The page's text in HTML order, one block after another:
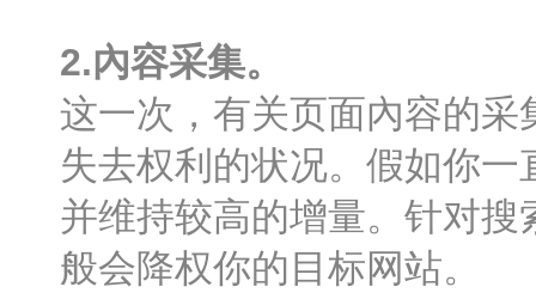
2.內容采集。
这一次，有关页面內容的
失去权利的状况。假如你
并维持较高的增量。针对
般会降权你的目标网站。